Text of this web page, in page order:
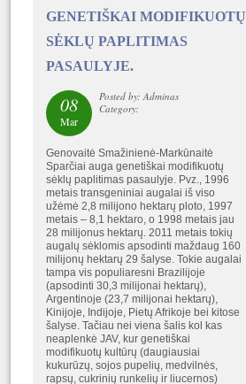
GENETIŠKAI MODIFIKUOTŲ
SĖKLŲ PAPLITIMAS
PASAULYJE.
08
Mar
Posted by: Adminas
Category:
Genovaitė Smažinienė-Markūnaitė
Sparčiai auga genetiškai modifikuotų
sėklų paplitimas pasaulyje. Pvz., 1996
metais transgeniniai augalai iš viso
užėmė 2,8 milijono hektarų ploto, 1997
metais – 8,1 hektaro, o 1998 metais jau
28 milijonus hektarų. 2011 metais tokių
augalų sėklomis apsodinti maždaug 160
milijonų hektarų 29 šalyse. Tokie augalai
tampa vis populiaresni Brazilijoje
(apsodinti 30,3 milijonai hektarų),
Argentinoje (23,7 milijonai hektarų),
Kinijoje, Indijoje, Pietų Afrikoje bei kitose
šalyse. Tačiau nei viena šalis kol kas
neaplenkė JAV, kur genetiškai
modifikuotų kultūrų (daugiausiai
kukurūzų, sojos pupelių, medvilnės,
rapsų, cukrinių runkelių ir liucernos)